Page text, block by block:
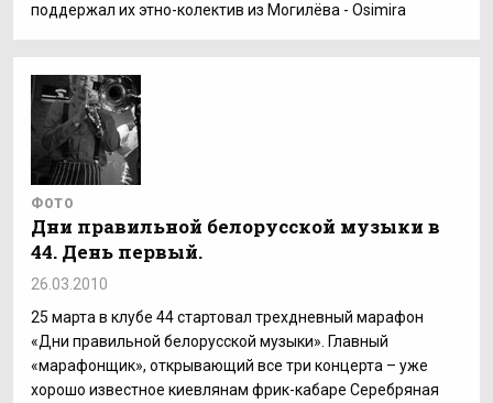
поддержал их этно-колектив из Могилёва - Osimira
ФОТО
Дни правильной белорусской музыки в
44. День первый.
26.03.2010
25 марта в клубе 44 стартовал трехдневный марафон
«Дни правильной белорусской музыки». Главный
«марафонщик», открывающий все три концерта – уже
хорошо известное киевлянам фрик-кабаре Серебряная